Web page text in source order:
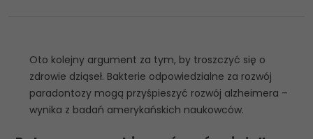
Oto kolejny argument za tym, by troszczyć się o
zdrowie dziąseł. Bakterie odpowiedzialne za rozwój
paradontozy mogą przyśpieszyć rozwój alzheimera –
wynika z badań amerykańskich naukowców.